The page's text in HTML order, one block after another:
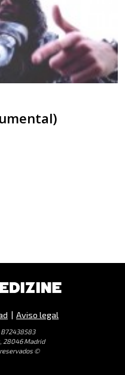
| Aviso legal
B72438583
28046 Madrid
reservados ©